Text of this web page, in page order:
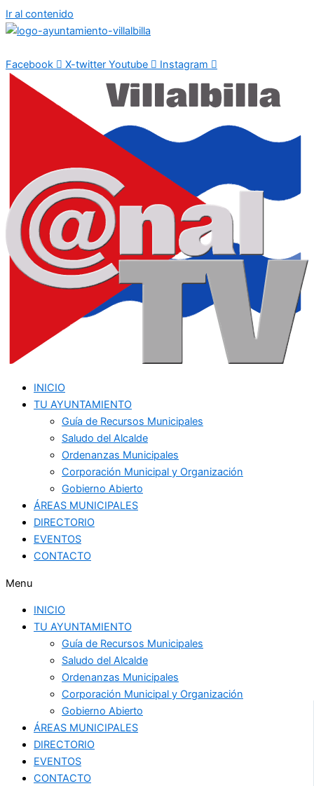
Ir al contenido
Facebook X-twitter Youtube Instagram
INICIO
TU AYUNTAMIENTO
Guía de Recursos Municipales
Saludo del Alcalde
Ordenanzas Municipales
Corporación Municipal y Organización
Gobierno Abierto
ÁREAS MUNICIPALES
DIRECTORIO
EVENTOS
CONTACTO
Menu
INICIO
TU AYUNTAMIENTO
Guía de Recursos Municipales
Saludo del Alcalde
Ordenanzas Municipales
Corporación Municipal y Organización
Gobierno Abierto
ÁREAS MUNICIPALES
DIRECTORIO
EVENTOS
CONTACTO